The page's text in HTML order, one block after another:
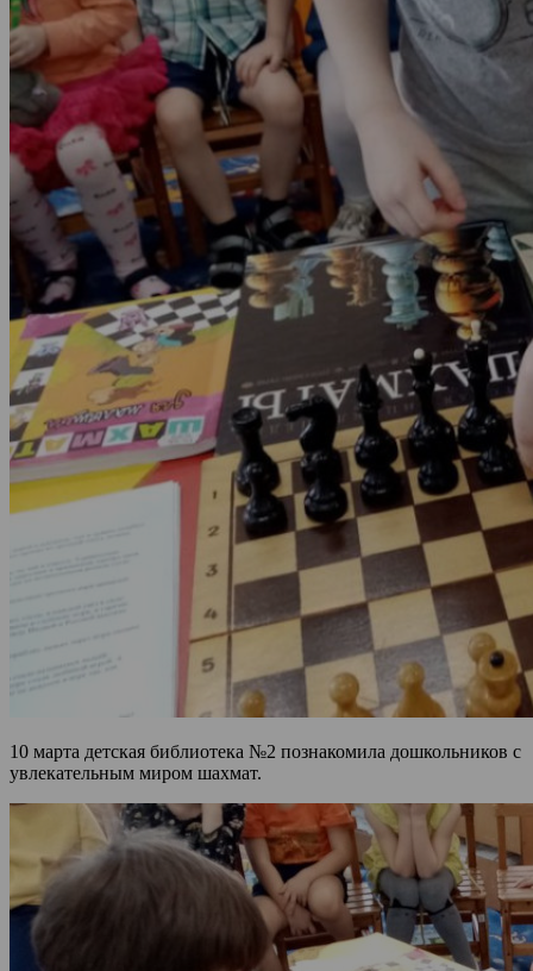
10 марта детская библиотека №2 познакомила дошкольников с
увлекательным миром шахмат.